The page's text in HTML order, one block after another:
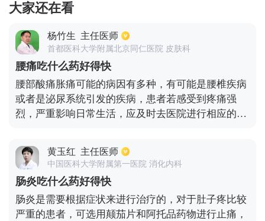
大家还在看
杨竹生 主任医师
首都医科大学附属北京同仁医院 皮肤科
腰痛吃什么药好得快
腰部酸痛胀痛可能的病因有多种，有可能是腰椎疾病
或者是泌尿系统引发的疾病，患者若感受到疼痛强
烈，严重影响日常生活，应及时去医院进行相应的检
来缓解疼痛，可供选择的药物有双氯灭痛片、奇效风
痛灵等，此种药物可针对腰椎引发的臀腿疼痛进行有
效缓解，除此之外也可依照医嘱适当服用养生保健类
药品，如追风透骨丸，天麻丸，腰痛宁等。也可以辅
以热敷、针灸等保守治疗的方法配合药物使用。
黄玉红 主任医师
中国医科大学附属第一医院 消化内科
肠炎吃什么药好得快
肠炎是需要根据症状来进行治疗的，对于肚子疼比较
严重的患者，可选用颠茄片和阿托品药物进行止痛，